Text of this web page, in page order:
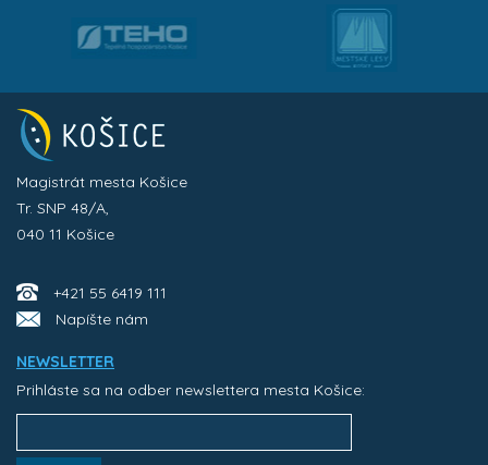
Magistrát mesta Košice
Tr. SNP 48/A,
040 11 Košice
+421 55 6419 111
Napíšte nám
NEWSLETTER
Prihláste sa na odber newslettera mesta Košice: